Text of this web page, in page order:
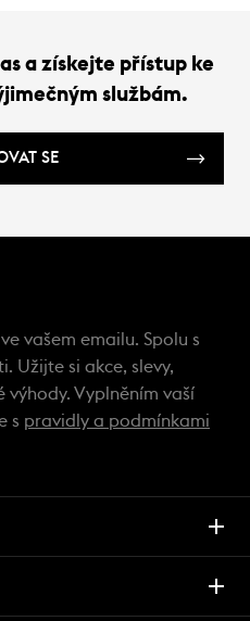
a získejte přístup ke
službám.
SE
vašem emailu. Spolu s
Užijte si akce, slevy,
výhody. Vyplněním vaší
s pravidly a podmínkami